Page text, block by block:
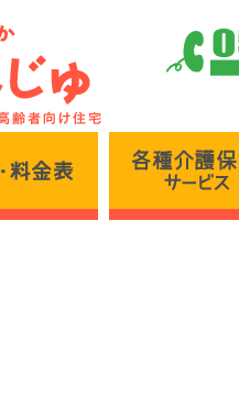
施設・料金表